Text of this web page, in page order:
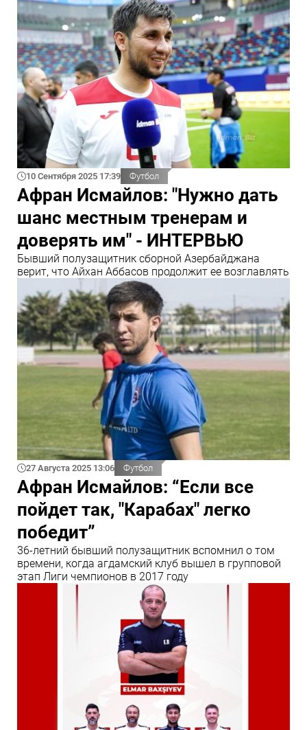
10 Сентября 2025 17:39 Футбол
Афран Исмайлов: "Нужно дать
шанс местным тренерам и
доверять им" - ИНТЕРВЬЮ
Бывший полузащитник сборной Азербайджана
верит, что Айхан Аббасов продолжит ее возглавлять
27 Августа 2025 13:06 Футбол
Афран Исмайлов: “Если все
пойдет так, "Карабах" легко
победит”
36-летний бывший полузащитник вспомнил о том
времени, когда агдамский клуб вышел в групповой
этап Лиги чемпионов в 2017 году